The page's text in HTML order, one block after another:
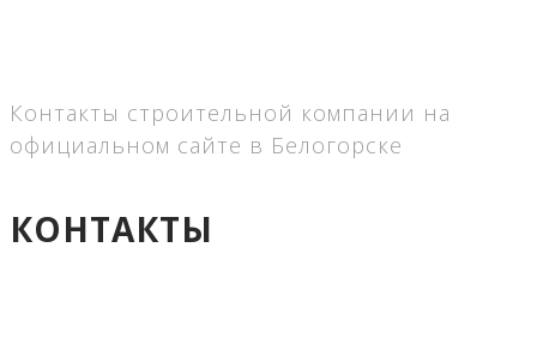
Контакты строительной компании на
официальном сайте в Белогорске
КОНТАКТЫ